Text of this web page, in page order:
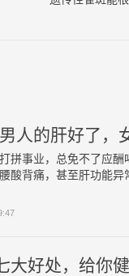
拼事业，总免不了应
酸背痛，甚至肝功能异
大好处，给你健